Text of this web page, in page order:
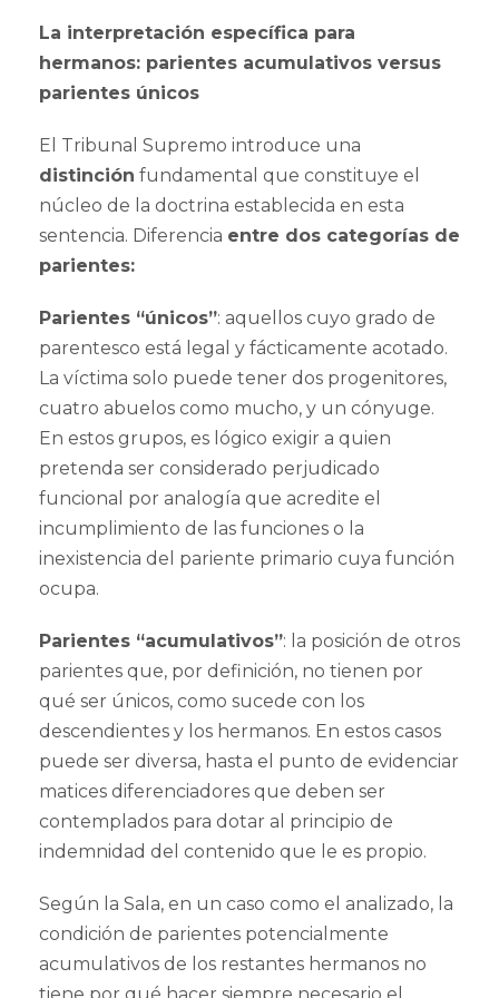
La interpretación específica para
hermanos: parientes acumulativos versus
parientes únicos
El Tribunal Supremo introduce una
distinción fundamental que constituye el
núcleo de la doctrina establecida en esta
sentencia. Diferencia entre dos categorías de
parientes:
Parientes “únicos”: aquellos cuyo grado de
parentesco está legal y fácticamente acotado.
La víctima solo puede tener dos progenitores,
cuatro abuelos como mucho, y un cónyuge.
En estos grupos, es lógico exigir a quien
pretenda ser considerado perjudicado
funcional por analogía que acredite el
incumplimiento de las funciones o la
inexistencia del pariente primario cuya función
ocupa.
Parientes “acumulativos”: la posición de otros
parientes que, por definición, no tienen por
qué ser únicos, como sucede con los
descendientes y los hermanos. En estos casos
puede ser diversa, hasta el punto de evidenciar
matices diferenciadores que deben ser
contemplados para dotar al principio de
indemnidad del contenido que le es propio.
Según la Sala, en un caso como el analizado, la
condición de parientes potencialmente
acumulativos de los restantes hermanos no